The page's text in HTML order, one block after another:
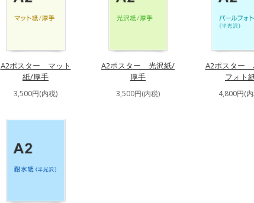
A2ポスター マット
紙/厚手
3,500円(内税)
A2ポスター 光沢紙/
厚手
3,500円(内税)
A2ポスター
フォト
4,800円(